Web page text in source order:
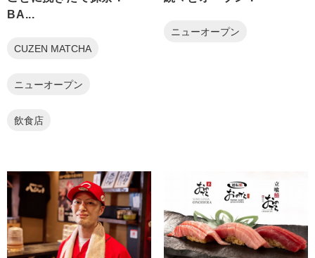
BA...
CUZEN MATCHA
ニューオープン
飲食店
ニューオープン